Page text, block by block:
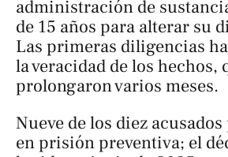
administración de
de 15 años para alterar su
Las primeras diligencias
la veracidad de los hechos,
prolongaron varios meses.
Nueve de los diez
en prisión preventiva; el